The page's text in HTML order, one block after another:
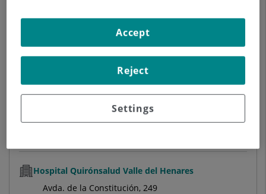
Hospital Quirónsalud Sur
28922 Parque Oeste (Alcorcón) Madrid
Hospital Quirónsalud Valle del Henares
Avda. de la Constitución, 249
Settings
Reject
Accept